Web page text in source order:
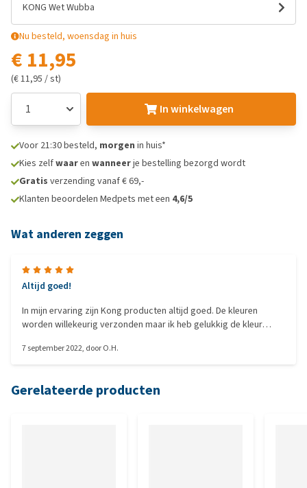
KONG Wet Wubba
Nu besteld, woensdag in huis
€ 11,95
(€ 11,95 / st)
In winkelwagen
Voor 21:30 besteld, morgen in huis*
Kies zelfwaaren wanneerje bestelling bezorgd wordt
Gratis verzending vanaf € 69,-
Klanten beoordelen Medpets met een 4,6/5
Wat anderen zeggen
Altijd goed!
In mijn ervaring zijn Kong producten altijd goed. De kleuren
worden willekeurig verzonden maar ik heb gelukkig de kleur
geschikt voor een mild potje touwtrekken! :)
7 september 2022, doorO.H.
Gerelateerde producten